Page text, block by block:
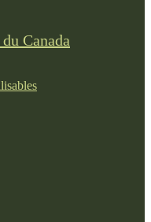
Canada